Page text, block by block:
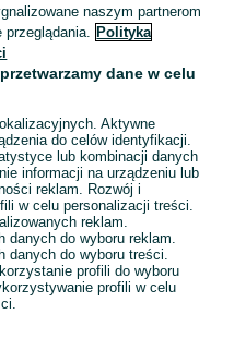
żadnych ocen
z Przesyłką OLX,
która wystawi mu ocenę.
naszym partnerom
przeglądania. Polityka
dane w celu
Aktywne
do celów identyfikacji.
lub kombinacji danych
informacji na urządzeniu lub
reklam. Rozwój i
w celu personalizacji treści.
reklam.
danych do wyboru reklam.
danych do wyboru treści.
profili do wyboru
profili w celu